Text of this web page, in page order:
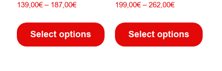
139,00€–187,00€Preisspanne:
bis
187,00€
Select options
Produkt
weist
199,00€ –262,00€Preisspanne:
bis
262,00€
Select options
weist